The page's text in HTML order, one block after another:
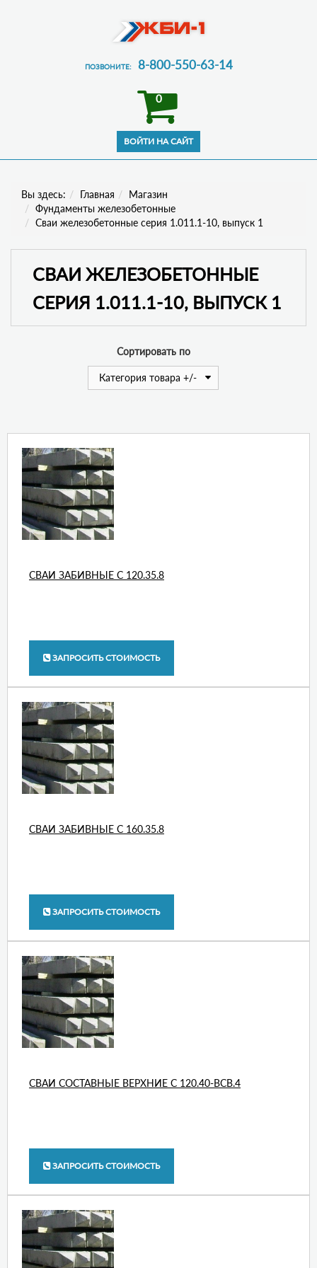
ПОЗВОНИТЕ: 8-800-550-63-14
0
Вы здесь: Главная
Магазин
Фундаменты железобетонные
Сваи железобетонные серия 1.011.1-10, выпуск 1
СВАИ ЖЕЛЕЗОБЕТОННЫЕ
СЕРИЯ 1.011.1-10, ВЫПУСК 1
Сортировать по
Категория товара +/-
СВАИ ЗАБИВНЫЕ С 120.35.8
ЗАПРОСИТЬ СТОИМОСТЬ
СВАИ ЗАБИВНЫЕ С 160.35.8
ЗАПРОСИТЬ СТОИМОСТЬ
СВАИ СОСТАВНЫЕ ВЕРХНИЕ С 120.40-ВСВ.4
ЗАПРОСИТЬ СТОИМОСТЬ